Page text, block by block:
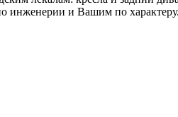
инженерии и Вашим по характеру.